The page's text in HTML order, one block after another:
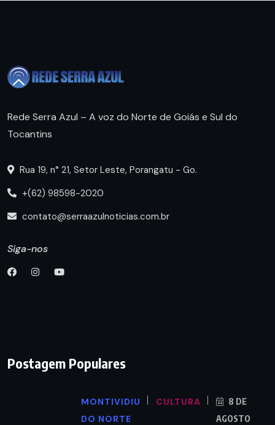
Rede Serra Azul – A voz do Norte de Goiás e Sul do
Tocantins
Rua 19, n° 21, Setor Leste, Porangatu - Go.
+(62) 98598-2020
contato@serraazulnoticias.com.br
Siga-nos
Postagem Populares
MONTIVIDIU
DO NORTE
CULTURA
8 DE
AGOSTO